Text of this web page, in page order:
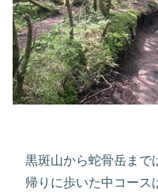
黒斑山から蛇骨岳まで
帰りに歩いた中コース